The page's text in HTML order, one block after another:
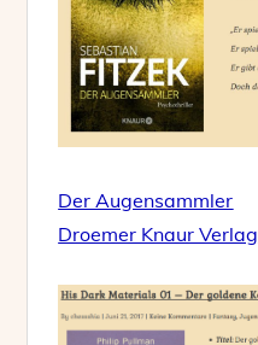
Der Augensammler
Droemer Knaur Verlag